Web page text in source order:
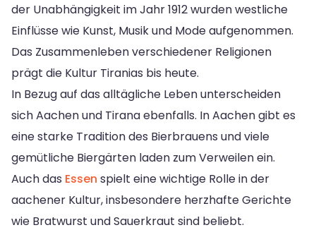
der Unabhängigkeit im Jahr 1912 wurden westliche
Einflüsse wie Kunst, Musik und Mode aufgenommen.
Das Zusammenleben verschiedener Religionen
prägt die Kultur Tiranias bis heute.
In Bezug auf das alltägliche Leben unterscheiden
sich Aachen und Tirana ebenfalls. In Aachen gibt es
eine starke Tradition des Bierbrauens und viele
gemütliche Biergärten laden zum Verweilen ein.
Auch das Essen spielt eine wichtige Rolle in der
aachener Kultur, insbesondere herzhafte Gerichte
wie Bratwurst und Sauerkraut sind beliebt.